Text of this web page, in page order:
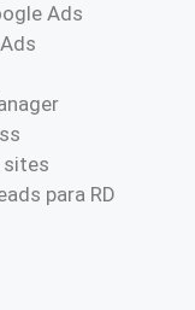
Ads
sites
para RD